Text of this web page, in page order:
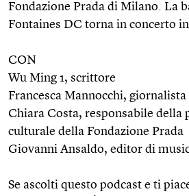
Fondazione Prada di Milano. La
Fontaines DC torna in concerto
CON
Wu Ming 1, scrittore
Francesca Mannocchi, giornalista
Chiara Costa, responsabile della
culturale della Fondazione Prada
Giovanni Ansaldo, editor di
Se ascolti questo podcast e ti